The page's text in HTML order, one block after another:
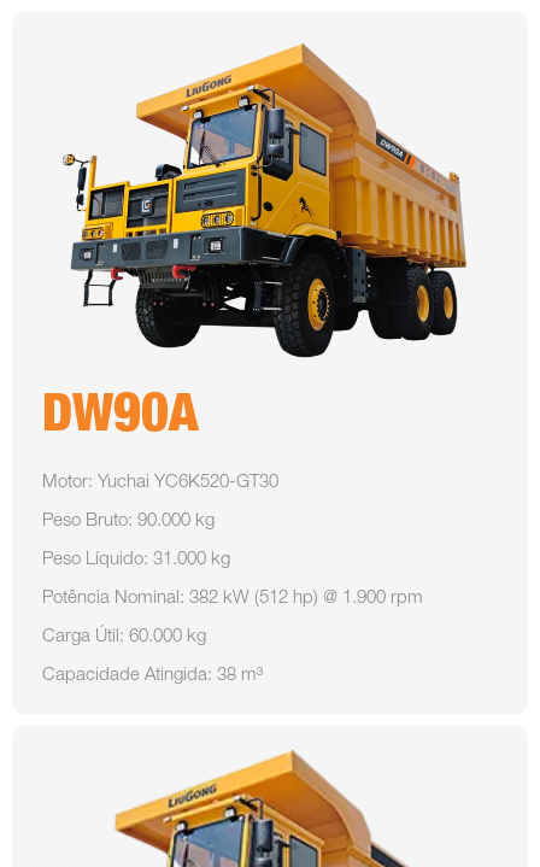
DW90A
Motor: Yuchai YC6K520-GT30
Peso Bruto: 90.000 kg
Peso Líquido: 31.000 kg
Potência Nominal: 382 kW (512 hp) @ 1.900 rpm
Carga Útil: 60.000 kg
Capacidade Atingida: 38 m³